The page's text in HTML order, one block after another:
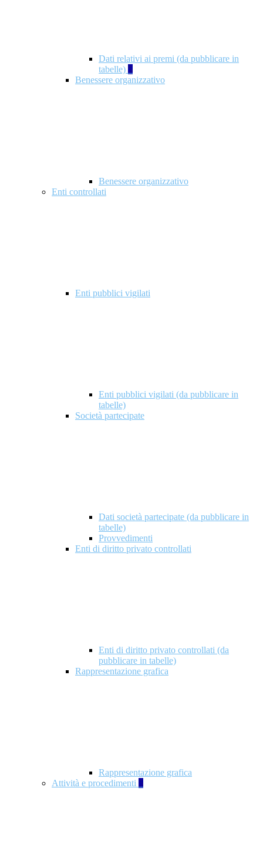
Dati relativi ai premi (da pubblicare in
tabelle) 5
Benessere organizzativo
Benessere organizzativo
Enti controllati
Enti pubblici vigilati
Enti pubblici vigilati (da pubblicare in
tabelle)
Società partecipate
Dati società partecipate (da pubblicare in
tabelle)
Provvedimenti
Enti di diritto privato controllati
Enti di diritto privato controllati (da
pubblicare in tabelle)
Rappresentazione grafica
Rappresentazione grafica
Attività e procedimenti 5